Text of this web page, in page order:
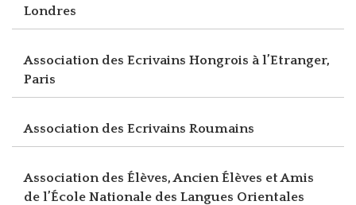
Londres
Association des Ecrivains Hongrois à l’Etranger,
Paris
Association des Ecrivains Roumains
Association des Élèves, Ancien Élèves et Amis
de l’École Nationale des Langues Orientales